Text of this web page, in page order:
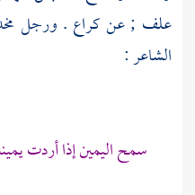
علف ; عنكراع . ورجل
الشاعر :
سمح اليمين إذا أردت